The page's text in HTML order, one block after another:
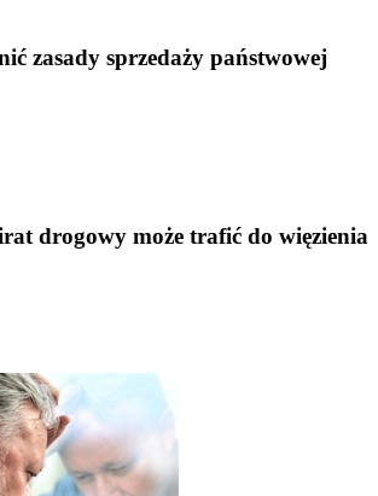
zasady sprzedaży państwowej
drogowy może trafić do więzienia